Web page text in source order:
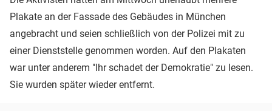
Plakate an der Fassade des Gebäudes in München
angebracht und seien schließlich von der Polizei mit zu
einer Dienststelle genommen worden. Auf den Plakaten
war unter anderem "Ihr schadet der Demokratie" zu lesen.
Sie wurden später wieder entfernt.